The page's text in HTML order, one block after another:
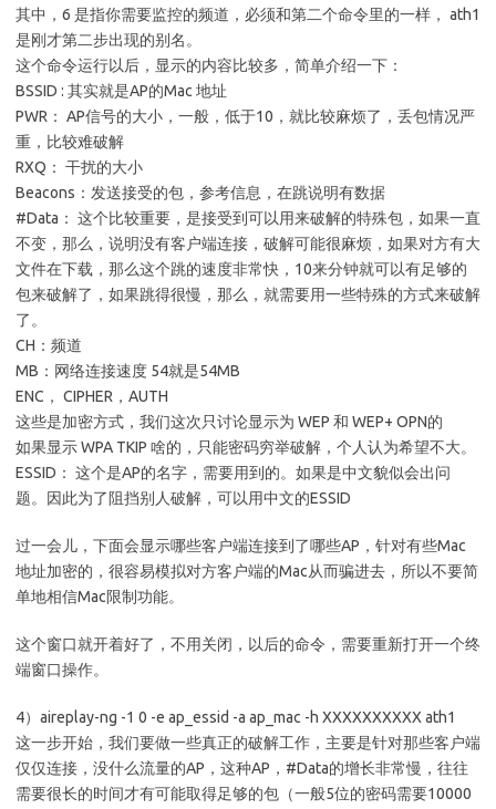
其中，6 是指你需要监控的频道，必须和第二个命令里的一样， ath1
是刚才第二步出现的别名。
这个命令运行以后，显示的内容比较多，简单介绍一下：
BSSID : 其实就是AP的Mac 地址
PWR： AP信号的大小，一般，低于10，就比较麻烦了，丢包情况严
重，比较难破解
RXQ： 干扰的大小
Beacons：发送接受的包，参考信息，在跳说明有数据
#Data： 这个比较重要，是接受到可以用来破解的特殊包，如果一直
不变，那么，说明没有客户端连接，破解可能很麻烦，如果对方有大
文件在下载，那么这个跳的速度非常快，10来分钟就可以有足够的
包来破解了，如果跳得很慢，那么，就需要用一些特殊的方式来破解
了。
CH：频道
MB：网络连接速度 54就是54MB
ENC， CIPHER，AUTH
这些是加密方式，我们这次只讨论显示为 WEP 和 WEP+ OPN的
如果显示 WPA TKIP 啥的，只能密码穷举破解，个人认为希望不大。
ESSID： 这个是AP的名字，需要用到的。如果是中文貌似会出问
题。因此为了阻挡别人破解，可以用中文的ESSID
过一会儿，下面会显示哪些客户端连接到了哪些AP，针对有些Mac
地址加密的，很容易模拟对方客户端的Mac从而骗进去，所以不要简
单地相信Mac限制功能。
这个窗口就开着好了，不用关闭，以后的命令，需要重新打开一个终
端窗口操作。
4）aireplay-ng -1 0 -e ap_essid -a ap_mac -h XXXXXXXXXX ath1
这一步开始，我们要做一些真正的破解工作，主要是针对那些客户端
仅仅连接，没什么流量的AP，这种AP，#Data的增长非常慢，往往
需要很长的时间才有可能取得足够的包（一般5位的密码需要10000